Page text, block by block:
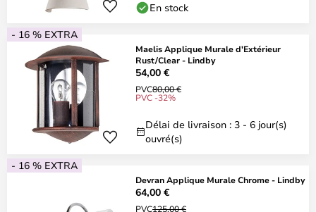
En stock
- 16 % EXTRA
Maelis Applique Murale d'Extérieur
Rust/Clear - Lindby
54,00 €
PVC80,00 €
PVC -32%
Délai de livraison : 3 - 6 jour(s)
ouvré(s)
- 16 % EXTRA
Devran Applique Murale Chrome - Lindby
64,00 €
PVC125,00 €